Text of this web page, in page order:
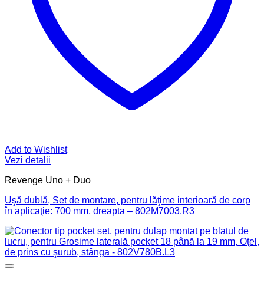
Add to Wishlist
Vezi detalii
Revenge Uno + Duo
Uşă dublă, Set de montare, pentru lăţime interioară de corp
în aplicaţie: 700 mm, dreapta – 802M7003.R3